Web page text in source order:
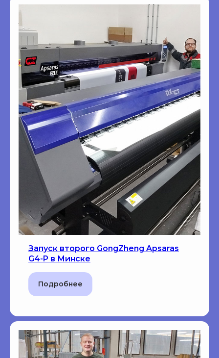
Запуск второго GongZheng Apsaras
G4-P в Минске
Подробнее